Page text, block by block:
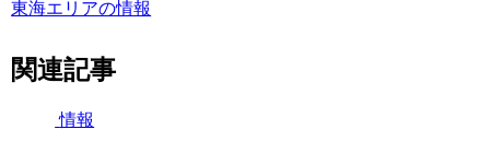
東海エリアの情報
関連記事
情報